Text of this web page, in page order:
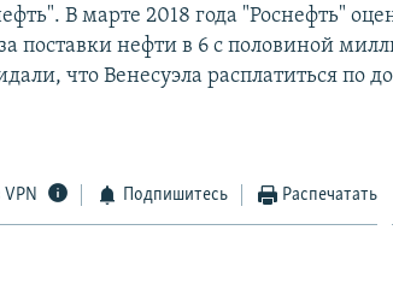
В марте 2018 года "Роснефть"
поставки нефти в 6 с половиной
что Венесуэла расплатиться по
Подпишитесь Распечатать